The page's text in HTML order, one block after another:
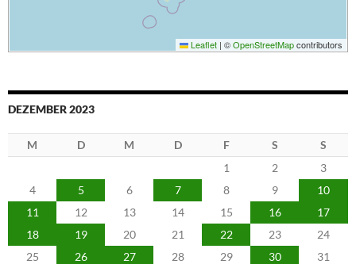
Leaflet | ©OpenStreetMapcontributors
DEZEMBER 2023
M D M D F S
S
1
2
3
4
5 6 7 8 9
10
11
12 13 14 15 16
17
18
19 20 21 22 23
24
25
26 27 28 29 30
31